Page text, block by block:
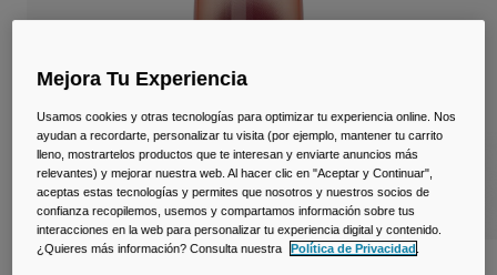
Bolsas Hidratación
Accessorios
Ver todo
Mejora Tu Experiencia
Usamos cookies y otras tecnologías para optimizar tu experiencia online. Nos
ayudan a recordarte, personalizar tu visita (por ejemplo, mantener tu carrito
lleno, mostrartelos productos que te interesan y enviarte anuncios más
relevantes) y mejorar nuestra web. Al hacer clic en "Aceptar y Continuar",
aceptas estas tecnologías y permites que nosotros y nuestros socios de
confianza recopilemos, usemos y compartamos información sobre tus
interacciones en la web para personalizar tu experiencia digital y contenido.
¿Quieres más información? Consulta nuestra
Política de Privacidad